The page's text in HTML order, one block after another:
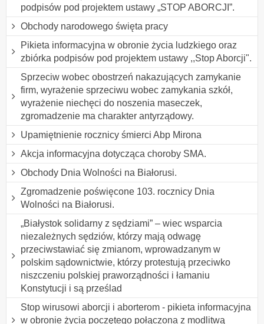
podpisów pod projektem ustawy „STOP ABORCJI”.
Obchody narodowego święta pracy
Pikieta informacyjna w obronie życia ludzkiego oraz
zbiórka podpisów pod projektem ustawy ,,Stop Aborcji".
Sprzeciw wobec obostrzeń nakazujących zamykanie
firm, wyrażenie sprzeciwu wobec zamykania szkół,
wyrażenie niechęci do noszenia maseczek,
zgromadzenie ma charakter antyrządowy.
Upamiętnienie rocznicy śmierci Abp Mirona
Akcja informacyjna dotycząca choroby SMA.
Obchody Dnia Wolności na Białorusi.
Zgromadzenie poświęcone 103. rocznicy Dnia
Wolności na Białorusi.
„Białystok solidarny z sędziami” – wiec wsparcia
niezależnych sędziów, którzy mają odwagę
przeciwstawiać się zmianom, wprowadzanym w
polskim sądownictwie, którzy protestują przeciwko
niszczeniu polskiej praworządności i łamaniu
Konstytucji i są prześlad
Stop wirusowi aborcji i aborterom - pikieta informacyjna
w obronie życia poczętego połączona z modlitwą